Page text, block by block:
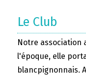
Le Club
Notre association
l'époque, elle
blancpignonnais.